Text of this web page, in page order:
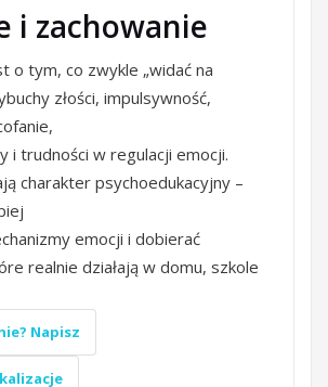
i zachowanie
o tym, co zwykle „widać na
złości, impulsywność,
i trudności w regulacji emocji.
charakter psychoedukacyjny –
emocji i dobierać
realnie działają w domu, szkole
Napisz